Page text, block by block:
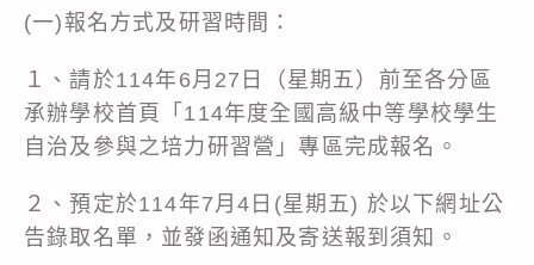
(一)報名方式及研習時間：
１、請於114年6月27日（星期五）前至各分區
承辦學校首頁「114年度全國高級中等學校學生
自治及參與之培力研習營」專區完成報名。
２、預定於114年7月4日(星期五) 於以下網址公
告錄取名單，並發函通知及寄送報到須知。